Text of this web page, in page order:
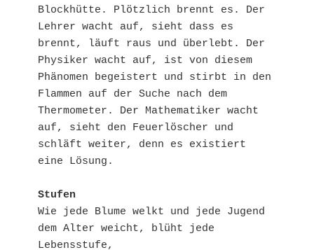
Blockhütte. Plötzlich brennt es. Der
Lehrer wacht auf, sieht dass es
brennt, läuft raus und überlebt. Der
Physiker wacht auf, ist von diesem
Phänomen begeistert und stirbt in den
Flammen auf der Suche nach dem
Thermometer. Der Mathematiker wacht
auf, sieht den Feuerlöscher und
schläft weiter, denn es existiert
eine Lösung.
Stufen
Wie jede Blume welkt und jede Jugend
dem Alter weicht, blüht jede
Lebensstufe,